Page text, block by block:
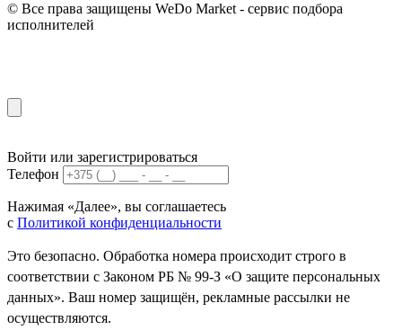
© Все права защищены WeDo Market - сервис подбора
исполнителей
Войти или зарегистрироваться
Телефон
Нажимая «Далее», вы соглашаетесь
с Политикой конфиденциальности
Это безопасно. Обработка номера происходит строго в
соответствии с Законом РБ № 99-З «О защите персональных
данных». Ваш номер защищён, рекламные рассылки не
осуществляются.